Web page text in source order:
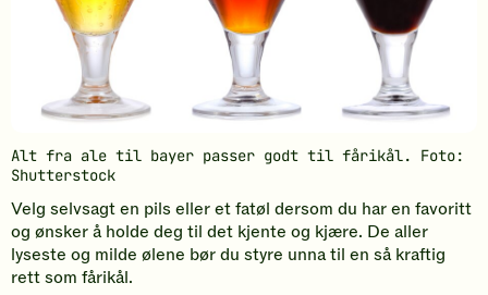
Alt fra ale til bayer passer godt til fårikål. Foto:
Shutterstock
Velg selvsagt en pils eller et fatøl dersom du har en favoritt
og ønsker å holde deg til det kjente og kjære. De aller
lyseste og milde ølene bør du styre unna til en så kraftig
rett som fårikål.